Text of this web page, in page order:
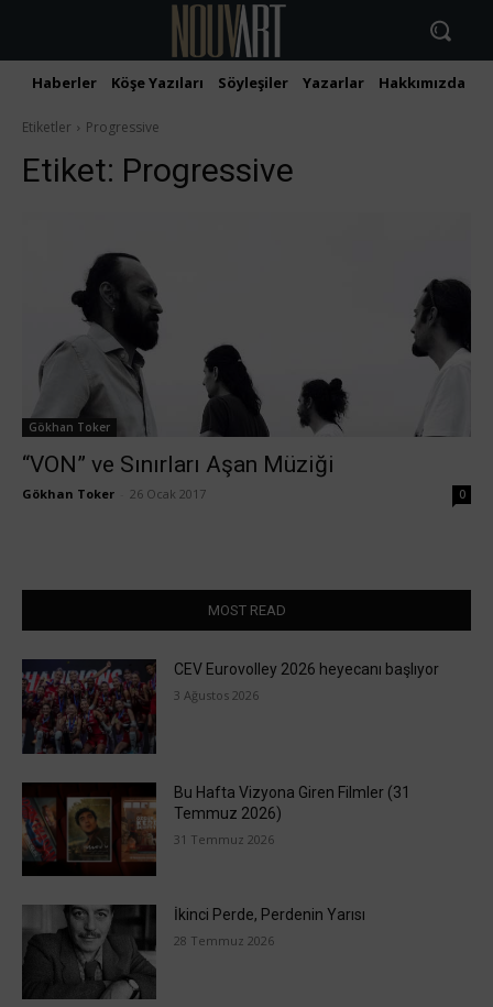
Haberler Köşe Yazıları Söyleşiler Yazarlar Hakkımızda
Etiketler Progressive
Etiket: Progressive
Gökhan Toker
“VON” ve Sınırları Aşan Müziği
Gökhan Toker 26 Ocak 2017 0
MOST READ
CEV Eurovolley 2026 heyecanı başlıyor
3 Ağustos 2026
Bu Hafta Vizyona Giren Filmler (31
Temmuz 2026)
31 Temmuz 2026
İkinci Perde, Perdenin Yarısı
28 Temmuz 2026